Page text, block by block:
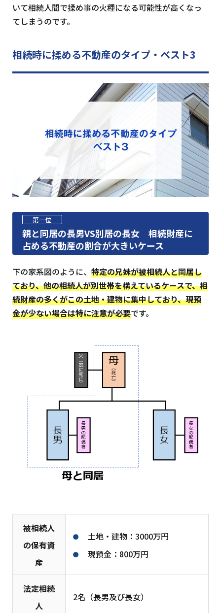
いて相続人間で揉め事の火種になる可能性が高くなっ
てしまうのです。
相続時に揉める不動産のタイプ・ベスト3
第一位
親と同居の長男VS別居の長女 相続財産に
占める不動産の割合が大きいケース
下の家系図のように、 特定の兄妹が被相続人と同居し
ており、他の相続人が別世帯を構えているケースで、相
続財産の多くがこの土地・建物に集中しており、現預
金が少ない場合は特に注意が必要です。
被相続人
の保有資
産
土地・建物：3000万円
現預金：800万円
法定相続
人
2名（長男及び長女）